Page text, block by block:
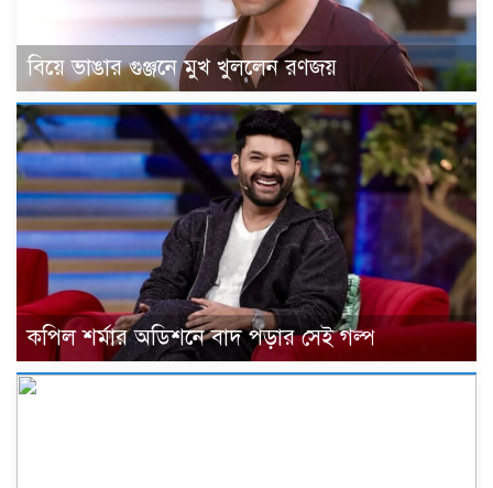
বিয়ে ভাঙার গুঞ্জনে মুখ খুললেন রণজয়
কপিল শর্মার অডিশনে বাদ পড়ার সেই গল্প